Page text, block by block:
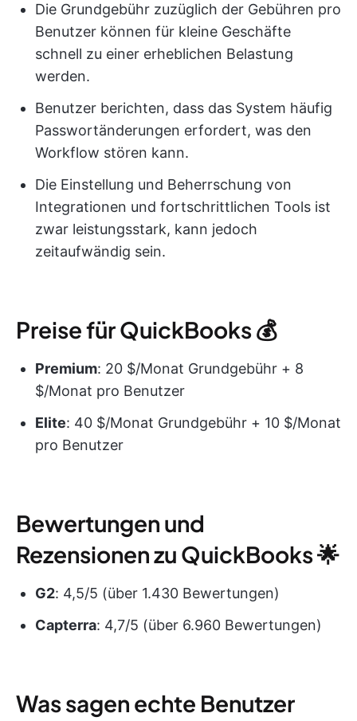
Die Grundgebühr zuzüglich der Gebühren pro
Benutzer können für kleine Geschäfte
schnell zu einer erheblichen Belastung
werden.
Benutzer berichten, dass das System häufig
Passwortänderungen erfordert, was den
Workflow stören kann.
Die Einstellung und Beherrschung von
Integrationen und fortschrittlichen Tools ist
zwar leistungsstark, kann jedoch
zeitaufwändig sein.
Preise für QuickBooks 💰
Premium: 20 $/Monat Grundgebühr + 8
$/Monat pro Benutzer
Elite: 40 $/Monat Grundgebühr + 10 $/Monat
pro Benutzer
Bewertungen und
Rezensionen zu QuickBooks 🌟
G2: 4,5/5 (über 1.430 Bewertungen)
Capterra: 4,7/5 (über 6.960 Bewertungen)
Was sagen echte Benutzer